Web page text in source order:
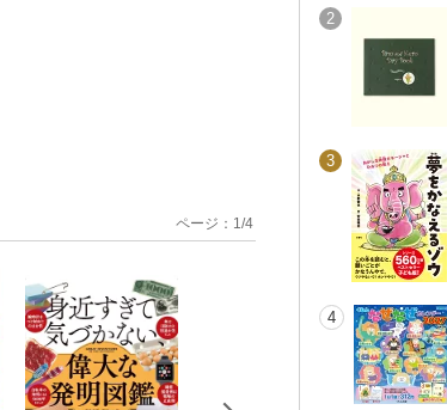
ページ： 1 /4
2
3
4